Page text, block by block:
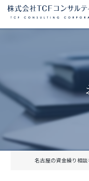
名古屋の資金繰り相